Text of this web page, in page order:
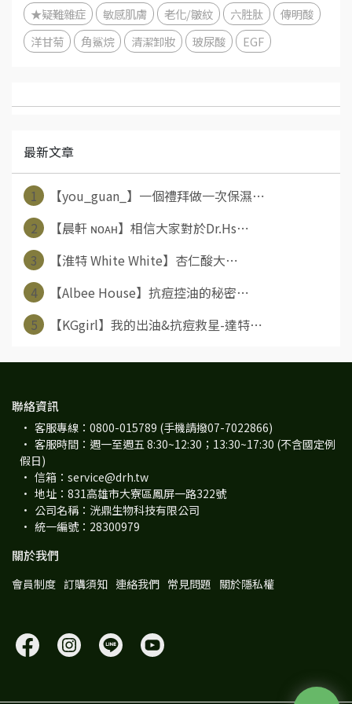
★疑難雜症 敏感肌膚 老化/皺紋 六胜肽
傳明酸
洋甘菊
角鯊烷 清潔卸妝 玻尿酸 EGF
最新文章
1
【you_guan_】一個禮拜做一次保濕⋯
2
【晨軒 ɴᴏᴀʜ】相信大家對於Dr.Hs⋯
3
【淮特 White White】杏仁酸大⋯
4
【Albee House】抗痘控油的秘密⋯
5
【KGgirl】我的出油&抗痘救星-達特⋯
聯絡資訊
客服專線：0800-015789 (手機請撥07-7022866)
客服時間：週一至週五 8:30~12:30；13:30~17:30 (不含國定例
假日)
信箱：service@drh.tw
地址：831高雄市大寮區鳳屏一路322號
公司名稱：洸鼎生物科技有限公司
統一編號：28300979
關於我們
會員制度 訂購須知 連絡我們 常見問題 關於隱私權